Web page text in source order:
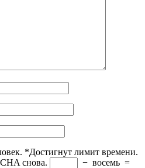
*Достигнут лимит времени.
снова.
− восемь =